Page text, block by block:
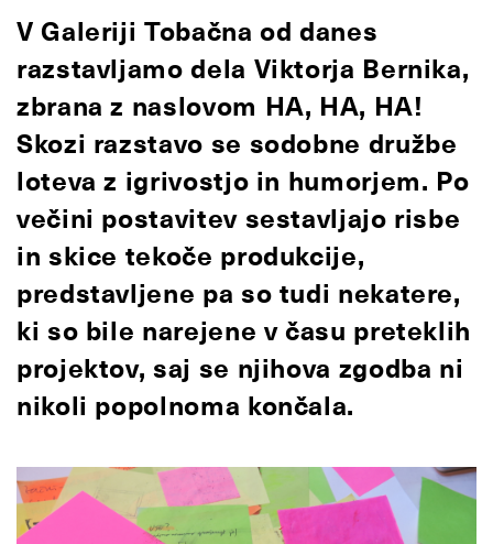
V Galeriji Tobačna od danes
razstavljamo dela Viktorja Bernika,
zbrana z naslovom HA, HA, HA!
Skozi razstavo se sodobne družbe
loteva z igrivostjo in humorjem. Po
večini postavitev sestavljajo risbe
in skice tekoče produkcije,
predstavljene pa so tudi nekatere,
ki so bile narejene v času preteklih
projektov, saj se njihova zgodba ni
nikoli popolnoma končala.